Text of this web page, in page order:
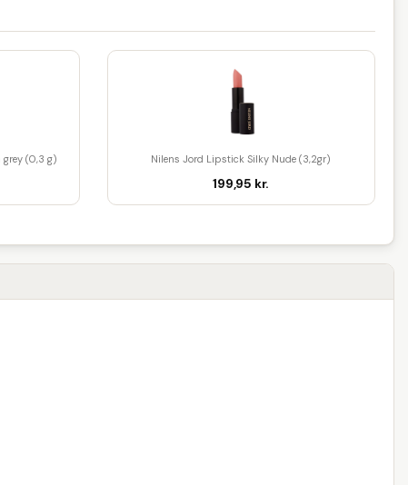
grey (0,3 g) Nilens Jord Lipstick Silky Nude (3,2gr)
199,95 kr.